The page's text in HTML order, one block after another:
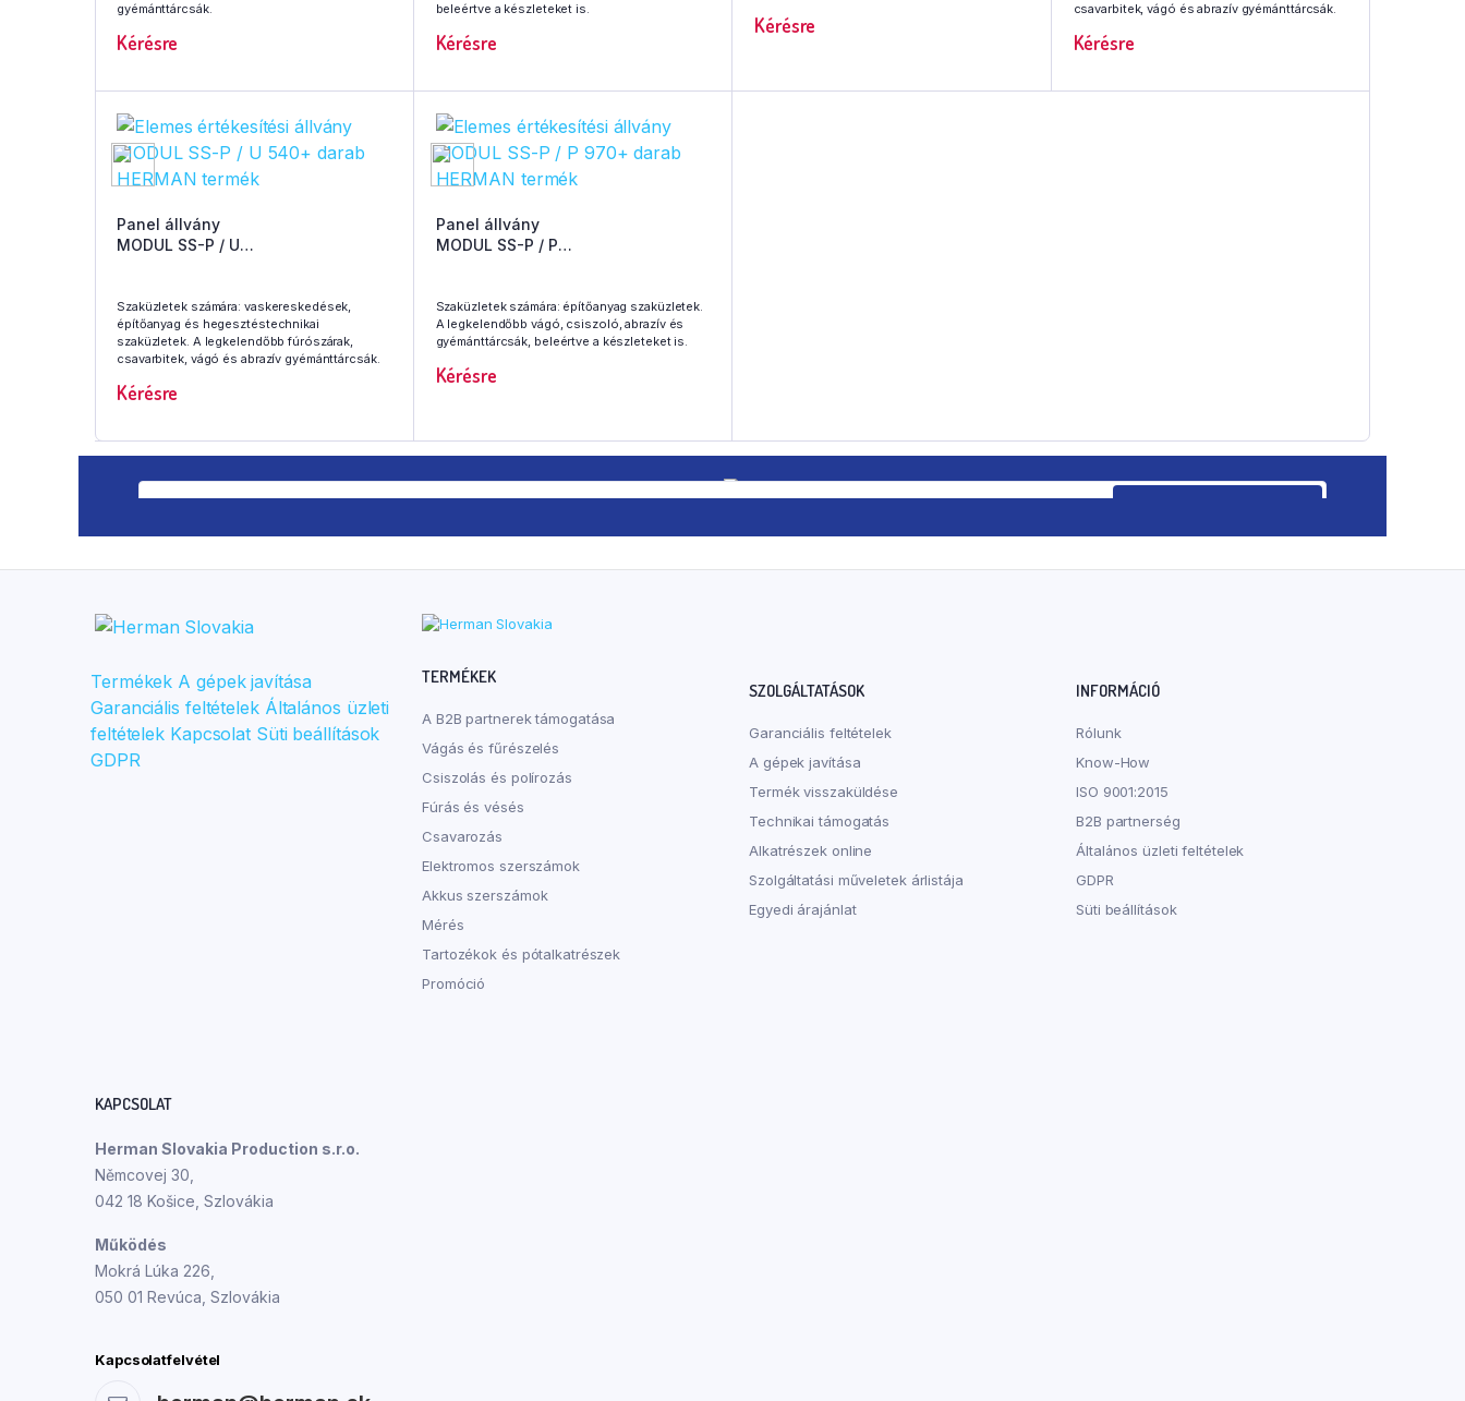
gyémánttárcsák.
Kérésre
beleértve a készleteket is.
Kérésre
Kérésre
csavarbitek, vágó és abrazív gyémánttárcsák.
Kérésre
Panel állvány
MODUL SS-P / U
Szaküzletek számára: vaskereskedések,
építőanyag és hegesztéstechnikai
szaküzletek. A legkelendőbb fúrószárak,
csavarbitek, vágó és abrazív gyémánttárcsák.
Kérésre
Panel állvány
MODUL SS-P / P
Szaküzletek számára: építőanyag szaküzletek.
A legkelendőbb vágó, csiszoló, abrazív és
gyémánttárcsák, beleértve a készleteket is.
Kérésre
Iratkozzon fel
a hírlevélreújdonságainkról
Termékek A gépek javítása
Garanciális feltételek Általános üzleti
feltételek Kapcsolat Süti beállítások
GDPR
TERMÉKEK
A B2B partnerek támogatása
Vágás és fűrészelés
Csiszolás és polírozás
Fúrás és vésés
Csavarozás
Elektromos szerszámok
Akkus szerszámok
Mérés
Tartozékok és pótalkatrészek
Promóció
SZOLGÁLTATÁSOK
Garanciális feltételek
A gépek javítása
Termék visszaküldése
Technikai támogatás
Alkatrészek online
Szolgáltatási műveletek árlistája
Egyedi árajánlat
INFORMÁCIÓ
Rólunk
Know-How
ISO 9001:2015
B2B partnerség
Általános üzleti feltételek
GDPR
Süti beállítások
KAPCSOLAT
Herman Slovakia Production s.r.o.
Němcovej 30,
042 18 Košice, Szlovákia
Működés
Mokrá Lúka 226,
050 01 Revúca, Szlovákia
Kapcsolatfelvétel